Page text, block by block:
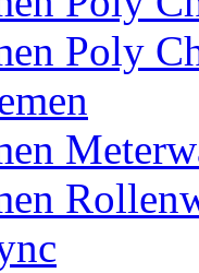
Poly